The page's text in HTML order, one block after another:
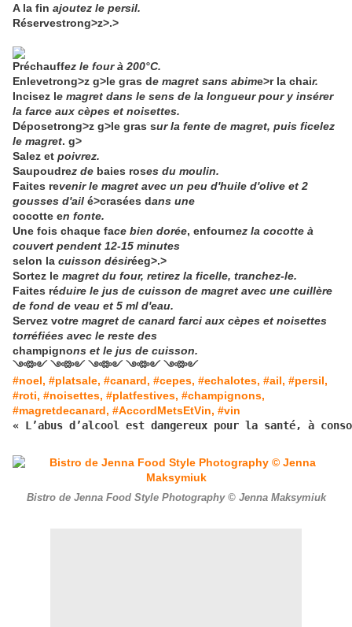
A la fin ajoutez le persil.
Réservestrong>z>.>
Préchauffez le four à 200°C.
Enlevetrong>z g>le gras de magret sans abime>r la chair.
Incisez le magret dans le sens de la longueur pour y insérer
la farce aux cèpes et noisettes.
Déposetrong>z g>le gras sur la fente de magret, puis ficelez
le magret. g>
Salez et poivrez.
Saupoudrez de baies roses du moulin.
Faites revenir le magret avec un peu d'huile d'olive et 2
gousses d'ail é>crasées dans une
cocotte en fonte.
Une fois chaque face bien dorée, enfournez la cocotte à
couvert pendent 12-15 minutes
selon la cuisson désiréeg>.>
Sortez le magret du four, retirez la ficelle, tranchez-le.
Faites réduire le jus de cuisson de magret avec une cuillère
de fond de veau et 5 ml d'eau.
Servez votre magret de canard farci aux cèpes et noisettes
torréfiées avec le reste des
champignons et le jus de cuisson.
༺༻ ༺༻ ༺༻ ༺༻ ༺༻
#noel, #platsale, #canard, #cepes, #echalotes, #ail, #persil,
#roti, #noisettes, #platfestives, #champignons,
#magretdecanard, #AccordMetsEtVin, #vin
« L’abus d’alcool est dangereux pour la santé, à
Bistro de Jenna Food Style Photography © Jenna Maksymiuk